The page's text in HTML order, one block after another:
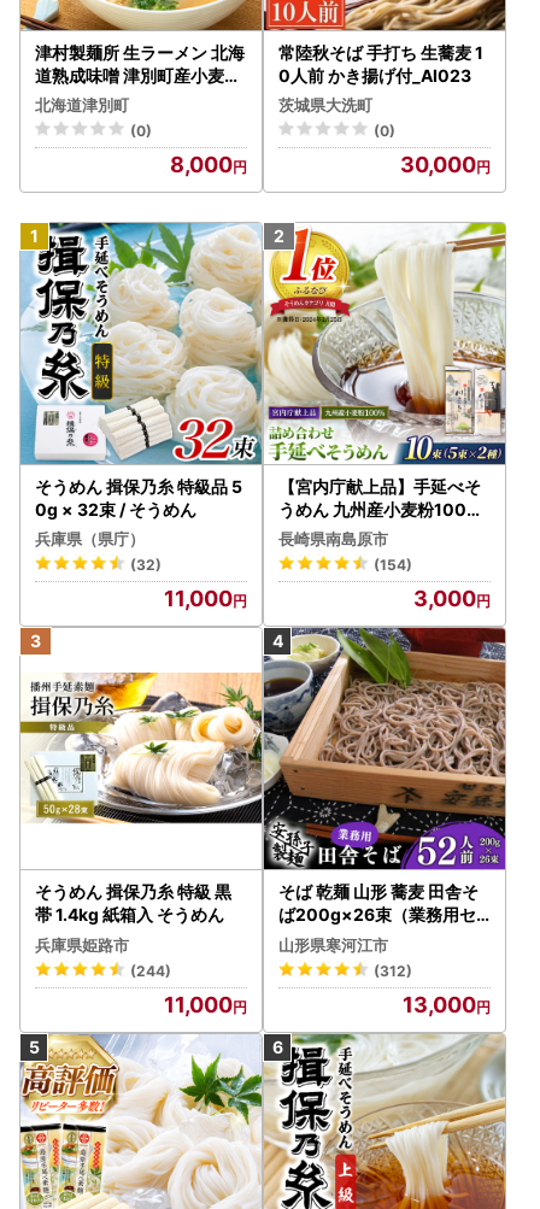
津村製麺所 生ラーメン 北海
道熟成味噌 津別町産小麦「
つるきち」100%使用 ３袋
入りセット｜ラーメン 本格
本場の味 濃厚 コク 旨味 ち
ぢれ麺 細麺 味噌ラーメン
特製スープ 産地直送 国産小
北海道津別町
(0)
8,000
常陸秋そば 手打ち 生蕎麦 1
0人前 かき揚げ付_AI023
茨城県大洗町
(0)
30,000
そうめん 揖保乃糸 特級品 5
0g × 32束 / そうめん
兵庫県（県庁）
(32)
11,000
【宮内庁献上品】手延べそ
うめん 九州産小麦粉100％
2種 食べ比べ [SCM040] そ
うめん
長崎県南島原市
(154)
3,000
そうめん 揖保乃糸 特級 黒
帯 1.4kg 紙箱入 そうめん
兵庫県姫路市
(244)
11,000
そば 乾麺 山形 蕎麦 田舎そ
ば200g×26束（業務用セ
ット52人前）013-F-AB00
1
山形県寒河江市
(312)
13,000